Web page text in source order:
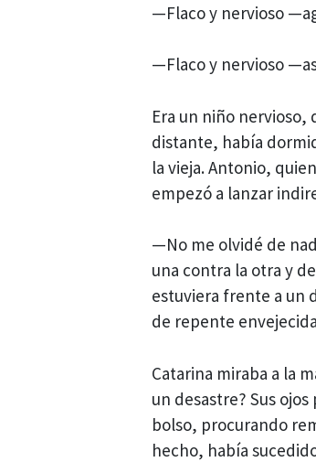
—Flaco y nervioso
—Flaco y nervioso
Era un niño nervioso,
distante, había
la vieja. Antonio,
empezó a lanzar
—No me olvidé de
una contra la otra y
estuviera frente a un
de repente
Catarina miraba a la
un desastre? Sus
bolso, procurando
hecho, había